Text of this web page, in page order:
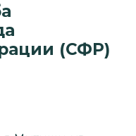
(СФР)